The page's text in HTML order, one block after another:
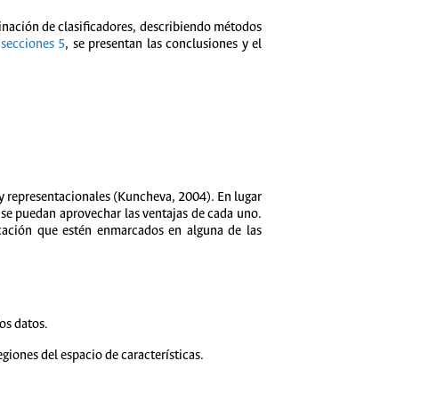
de clasificadores, describiendo métodos
secciones 5, se presentan las conclusiones y el
representacionales (Kuncheva, 2004). En lugar
puedan aprovechar las ventajas de cada uno.
que estén enmarcados en alguna de las
datos.
del espacio de características.